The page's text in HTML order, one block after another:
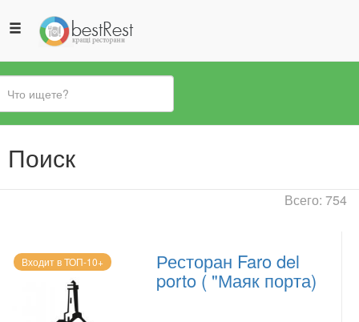
Вы
здесь
Поиск
Всего: 754
Входит в ТОП-10+ Ресторан Faro del
porto ( "Маяк порта)